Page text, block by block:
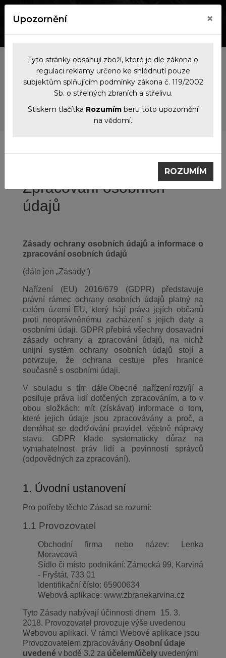
Zpracování osobních
údajů
Zpracování osobních
údajů
Zásady ochrany osobních údajů a informace o
zpracování osobních údajů
(dále jen „Zásady“)
Nařízení (EU) 2016/679 (GDPR) představuje
právní rámec ochrany osobních údajů platný na
celém území EU, který hájí práva jejích občanů
proti neoprávněnému zacházení s jejich daty a
osobními údaji. GDPR přebírá všechny dosavadní
zásady ochrany a zpracování údajů, na nichž
unijní systém ochrany osobních údajů stojí a
potvrzuje, že ochrana cestuje přes hranice
současně s osobními údaji.
V souladu s tím dále Obecné nařízení rozvíjí a
posiluje práva lidí dotčených zpracováním, a to v
obou složkách: mít (získávat) informace o tom,
které jejich údaje jsou zpracovávány a proč, a
domáhat se dodržování pravidel, včetně nápravy
stavu. GDPR klade systematicky důraz na
vymahatelnost práv lidí a povinností správců
(odpovědných za zpracování).
1. Úvodní ustanovení
Pro potřeby těchto Zásad se rozumí:
1.1 Provozovatel
Obchodní firma nebo název: Lenka
Moravcová
Sídlo či místo podnikání: Zámecká 99, Karviná
- Fryštát, 733 01
Identifikační číslo: 65900634
Webová aplikace: www.zbranekarvina.cz
Tyto Zásady nabývají účinnosti dnem 15. 3.
2018. Provozovatel provozuje výše uvedenou
Webovou aplikaci. V rámci Webové aplikace jsou
Provozovatelem zpracováványOsobní údaje
uvedené v bodě 3.2 za účelem/účely uvedenými
Upozornění ×
Tyto stránky obsahují zboží, které je dle zákona o
regulaci reklamy určeno ke shlédnutí pouze
subjektům splňujícím podmínky zákona č. 119/2002
Sb. o střelných zbraních a střelivu.
Stiskem tlačítka Rozumím beru toto upozornění
na vědomí.
ROZUMÍM